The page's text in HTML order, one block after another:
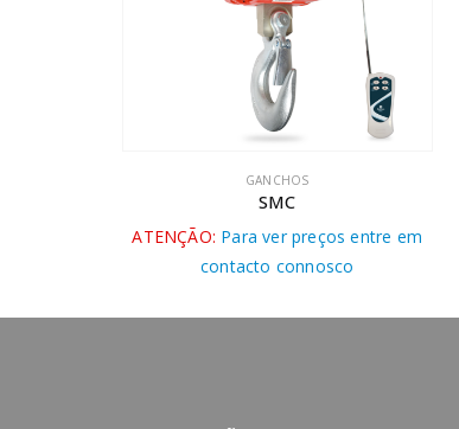
GANCHOS
SMC
ATENÇÃO:Para ver preços entre em
contacto connosco